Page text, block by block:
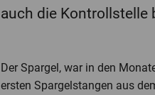
auch die Kontrollstelle
Der Spargel, war in den
ersten Spargelstangen aus